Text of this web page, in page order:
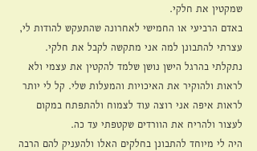
שמקטין את חלקי.
באדם הרביעי או החמישי לאחרונה שהתעקש להודות לי,
עצרתי להתבונן למה אני מתקשה לקבל את חלקי.
נתקלתי בהרגל הישן נושן שלמד להקטין את עצמי ולא
לראות ולהוקיר את האיכויות והמעלות שלי. קל לי יותר
לראות איפה אני רוצה עוד לצמוח ולהתפתח במקום
לעצור ולהריח את הוורדים שקטפתי עד כה.
היה לי מיוחד להתבונן בחלקים האלו ולהעניק להם הרבה